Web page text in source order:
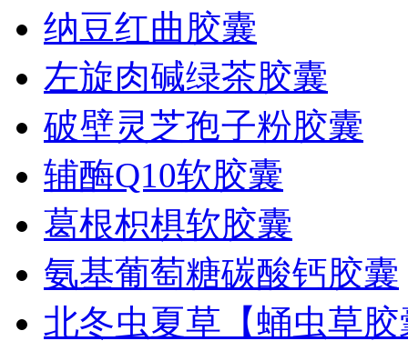
纳豆红曲胶囊
左旋肉碱绿茶胶囊
破壁灵芝孢子粉胶囊
辅酶Q10软胶囊
葛根枳椇软胶囊
氨基葡萄糖碳酸钙胶囊
北冬虫夏草【蛹虫草胶